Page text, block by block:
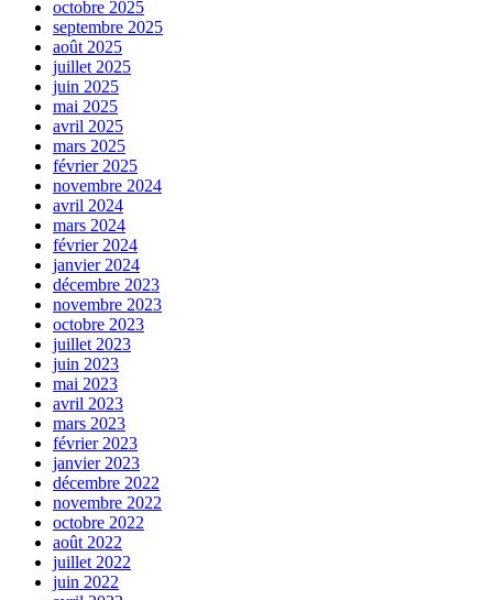
octobre 2025
septembre 2025
août 2025
juillet 2025
juin 2025
mai 2025
avril 2025
mars 2025
février 2025
novembre 2024
avril 2024
mars 2024
février 2024
janvier 2024
décembre 2023
novembre 2023
octobre 2023
juillet 2023
juin 2023
mai 2023
avril 2023
mars 2023
février 2023
janvier 2023
décembre 2022
novembre 2022
octobre 2022
août 2022
juillet 2022
juin 2022